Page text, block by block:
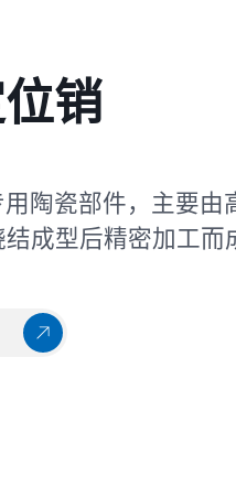
销
陶瓷部件，主要由
成型后精密加工而